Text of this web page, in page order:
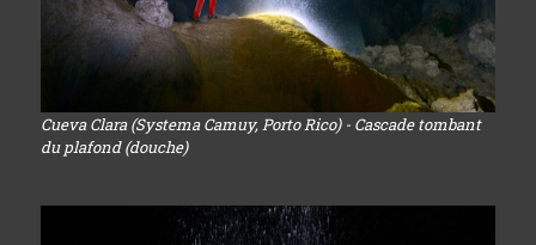
Cueva Clara (Systema Camuy, Porto Rico) - Cascade tombant
du plafond (douche)